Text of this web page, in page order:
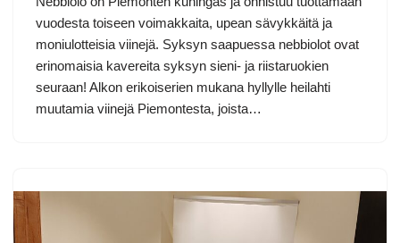
vuodesta toiseen voimakkaita, upean sävykkäitä ja
moniulotteisia viinejä. Syksyn saapuessa nebbiolot ovat
erinomaisia kavereita syksyn sieni- ja riistaruokien
seuraan! Alkon erikoiserien mukana hyllylle heilahti
muutamia viinejä Piemontesta, joista…